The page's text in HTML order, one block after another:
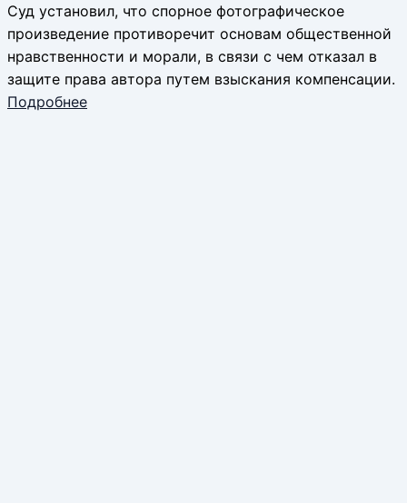
Суд установил, что спорное фотографическое
произведение противоречит основам общественной
нравственности и морали, в связи с чем отказал в
защите права автора путем взыскания компенсации.
Подробнее